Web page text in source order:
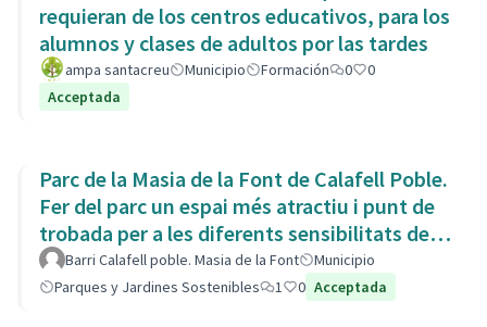
requieran de los centros educativos, para los
alumnos y clases de adultos por las tardes
ampa santacreu Municipio Formación 0
0
Acceptada
Parc de la Masia de la Font de Calafell Poble.
Fer del parc un espai més atractiu i punt de
trobada per a les diferents sensibilitats del
barri.Barri Calafell poble. Masia de la Font
Municipio
Parques y Jardines Sostenibles
1 0 Acceptada